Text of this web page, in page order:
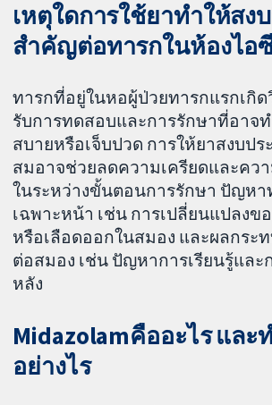
เหตุใดการใช้ยาทำให้สง
สำคัญต่อทารกในห้องไอ
ทารกที่อยู่ในหอผู้ป่วยทารกแรกเกิ
รับการทดสอบและการรักษาที่อาจ
สบายหรือเจ็บปวด การให้ยาสงบปร
สมอาจช่วยลดความเครียดและคว
ในระหว่างขั้นตอนการรักษา ปัญหา
เฉพาะหน้า เช่น การเปลี่ยนแปลงข
หรือเลือดออกในสมอง และผลกระ
ต่อสมอง เช่น ปัญหาการเรียนรู้และ
หลัง
Midazolamคืออะไร และ
อย่างไร